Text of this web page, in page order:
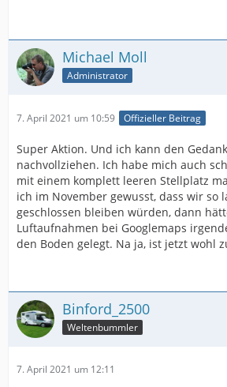
Michael Moll
Administrator
7. April 2021 um 10:59 Offizieller Beitrag
Super Aktion. Und ich kann den
nachvollziehen. Ich habe mich auch
mit einem komplett leeren Stellplatz
ich im November gewusst, dass wir so
geschlossen bleiben würden, dann
Luftaufnahmen bei Googlemaps
den Boden gelegt. Na ja, ist jetzt wohl
Binford_2500
Weltenbummler
7. April 2021 um 12:11